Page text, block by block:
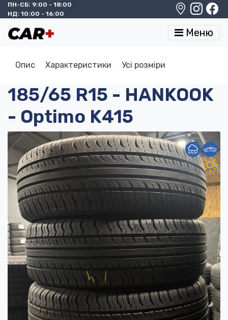
ПН-СБ: 9:00 - 18:00
НД: 10:00 - 16:00
Меню
Опис Характеристики Усі розміри
185/65 R15 - HANKOOK
- Optimo K415